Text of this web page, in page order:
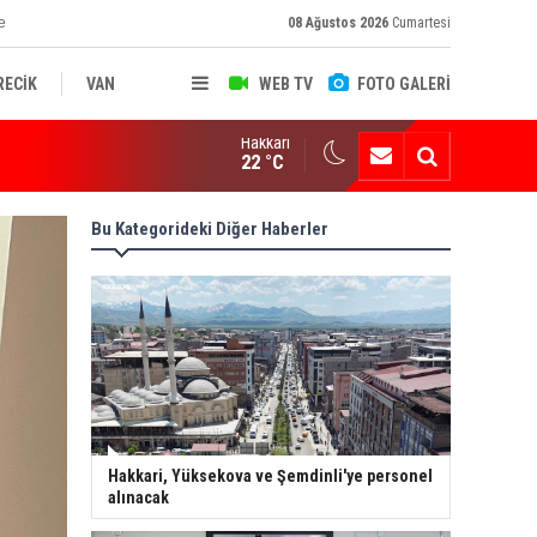
08 Ağustos 2026 Cumartesi
WEB TV FOTO GALERİ
VAN
Sanayi Geleceği Masaya Yatırıldı
Hakkari
22 °C
Bu Kategorideki Diğer Haberler
Hakkari, Yüksekova ve Şemdinli'ye personel
alınacak